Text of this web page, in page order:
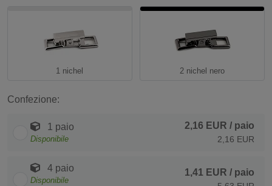
1 nichel 2 nichel nero
Confezione:
1 paio
Disponibile
2,16 EUR / paio
2,16 EUR
4 paio
Disponibile
1,41 EUR / paio